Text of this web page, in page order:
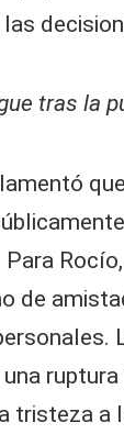
las
tras la
de
una
tristeza a